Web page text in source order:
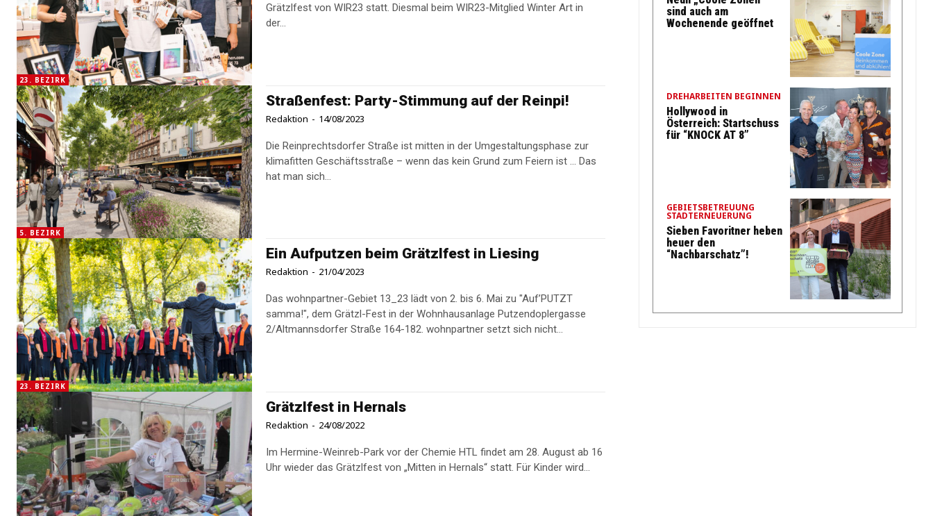
23. BEZIRK
Grätzlfest von WIR23 statt. Diesmal beim WIR23-Mitglied Winter Art in
der...
5. BEZIRK
Straßenfest: Party-Stimmung auf der Reinpi!
Redaktion - 14/08/2023
Die Reinprechtsdorfer Straße ist mitten in der Umgestaltungsphase zur
klimafitten Geschäftsstraße – wenn das kein Grund zum Feiern ist ... Das
hat man sich...
23. BEZIRK
Ein Aufputzen beim Grätzlfest in Liesing
Redaktion - 21/04/2023
Das wohnpartner-Gebiet 13_23 lädt von 2. bis 6. Mai zu "Auf’PUTZT
samma!", dem Grätzl-Fest in der Wohnhausanlage Putzendoplergasse
2/Altmannsdorfer Straße 164-182. wohnpartner setzt sich nicht...
Grätzlfest in Hernals
Redaktion - 24/08/2022
Im Hermine-Weinreb-Park vor der Chemie HTL findet am 28. August ab 16
Uhr wieder das Grätzlfest von „Mitten in Hernals“ statt. Für Kinder wird...
sind auch am
Wochenende geöffnet
DREHARBEITEN BEGINNEN
Hollywood in
Österreich: Startschuss
für “KNOCK AT 8”
GEBIETSBETREUUNG
STADTERNEUERUNG
Sieben Favoritner heben
heuer den
“Nachbarschatz”!